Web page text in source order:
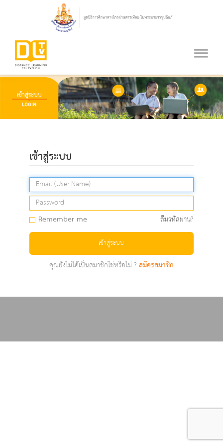
เข้าสู่ระบบ
Remember me ลืมรหัสผ่าน?
เข้าสู่ระบบ
คุณยังไม่ได้เป็นสมาชิกใช่หรือไม่ ?สมัครสมาชิก